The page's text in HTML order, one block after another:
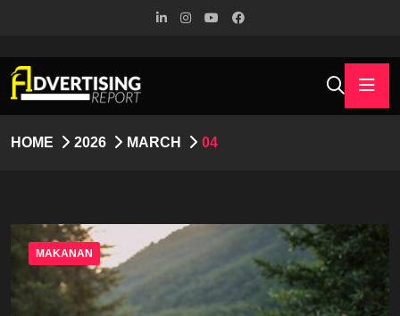
HOME 2026 MARCH 04
MAKANAN